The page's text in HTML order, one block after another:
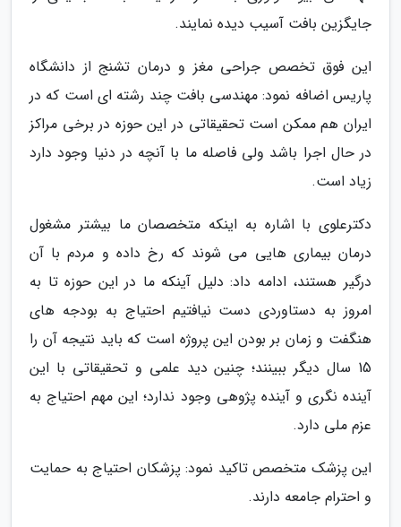
جایگزین بافت آسیب دیده نمایند.
این فوق تخصص جراحی مغز و درمان تشنج از دانشگاه
پاریس اضافه نمود: مهندسی بافت چند رشته ای است که در
ایران هم ممکن است تحقیقاتی در این حوزه در برخی مراکز
در حال اجرا باشد ولی فاصله ما با آنچه در دنیا وجود دارد
زیاد است.
دکترعلوی با اشاره به اینکه متخصصان ما بیشتر مشغول
درمان بیماری هایی می شوند که رخ داده و مردم با آن
درگیر هستند، ادامه داد: دلیل آینکه ما در این حوزه تا به
امروز به دستاوردی دست نیافتیم احتیاج به بودجه های
هنگفت و زمان بر بودن این پروژه است که باید نتیجه آن را
15 سال دیگر ببینند؛ چنین دید علمی و تحقیقاتی با این
آینده نگری و آینده پژوهی وجود ندارد؛ این مهم احتیاج به
عزم ملی دارد.
این پزشک متخصص تاکید نمود: پزشکان احتیاج به حمایت
و احترام جامعه دارند.